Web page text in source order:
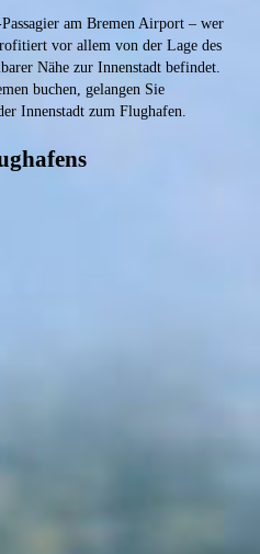
am Bremen Airport – wer
vor allem von der Lage des
Nähe zur Innenstadt befindet.
buchen, gelangen Sie
Innenstadt zum Flughafen.